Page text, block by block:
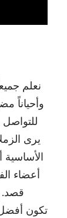
نعلم
وأحياناً
يرى
الأساسية
أعضاء
قصد.